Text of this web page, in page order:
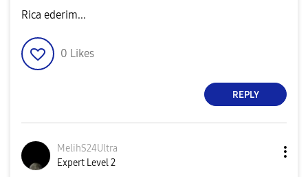
Rica ederim...
0 Likes
REPLY
MelihS24Ultra
Expert Level 2